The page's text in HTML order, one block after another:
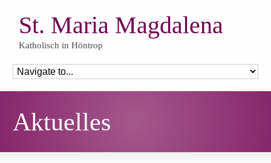
St. Maria Magdalena
Katholisch in Höntrop
Aktuelles